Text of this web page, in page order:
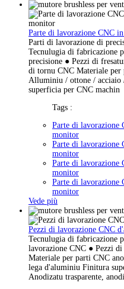
Parte di lavorazione CNC
Parti di lavorazione di
Tecnulugia di fabricazione
precisione ● Pezzi di
di tornu CNC Materiale per
Alluminiu / ottone / acciaio
superficia per CNC machin
Tags :
Parte di
monitor
Parte di
monitor
Parte di
monitor
Parte di
monitor
Vede più
Pezzi di lavorazione CNC
Tecnulugia di fabricazione
lavorazione CNC ● Pezzi
Materiale per parti CNC
lega d'aluminiu Finitura
Anodizatu trasparente,